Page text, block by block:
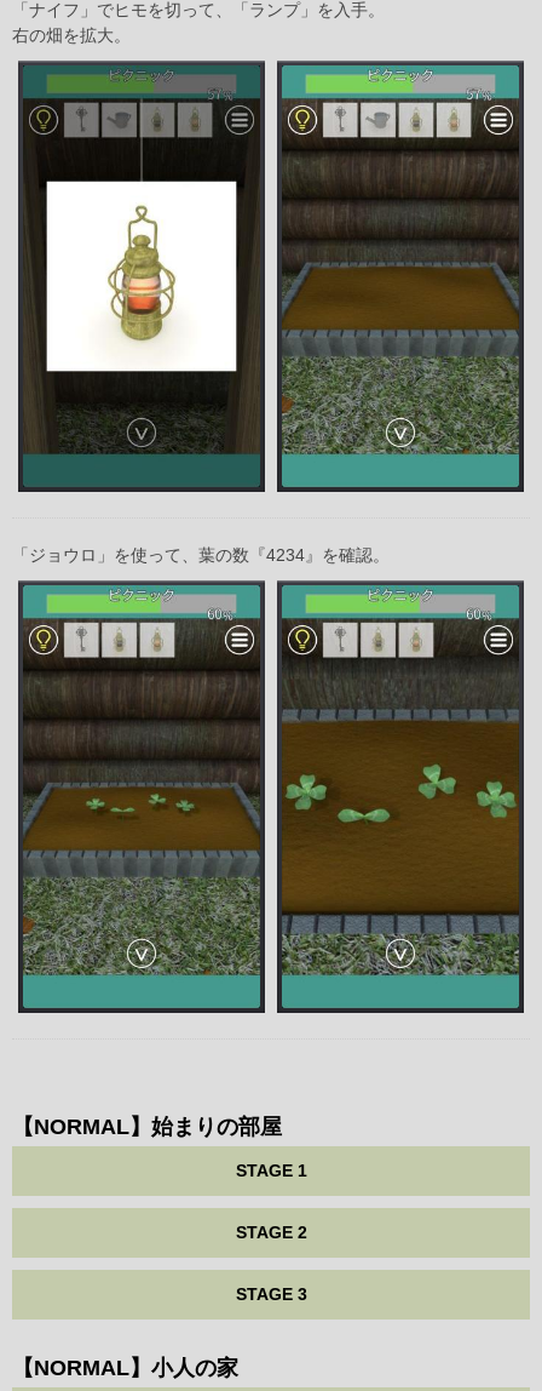
「ナイフ」でヒモを切って、「ランプ」を入手。
右の畑を拡大。
「ジョウロ」を使って、葉の数『4234』を確認。
【NORMAL】始まりの部屋
STAGE 1
STAGE 2
STAGE 3
【NORMAL】小人の家